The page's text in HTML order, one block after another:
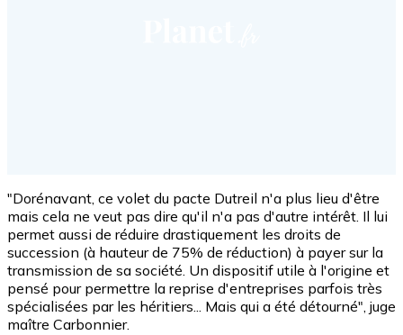
"Dorénavant, ce volet du pacte Dutreil n'a plus lieu d'être
mais cela ne veut pas dire qu'il n'a pas d'autre intérêt. Il lui
permet aussi de réduire drastiquement les droits de
succession (à hauteur de 75% de réduction) à payer sur la
transmission de sa société. Un dispositif utile à l'origine et
pensé pour permettre la reprise d'entreprises parfois très
spécialisées par les héritiers... Mais qui a été détourné", juge
maître Carbonnier.